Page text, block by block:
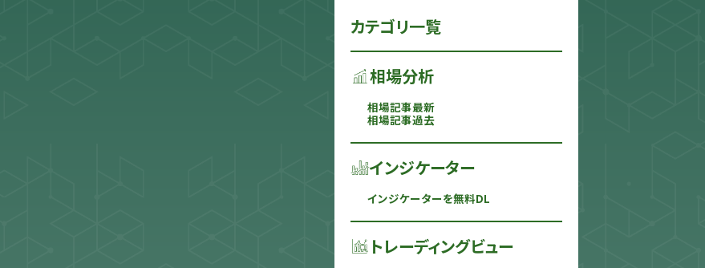
カテゴリ一覧
相場分析
相場記事最新
相場記事過去
インジケーター
インジケーターを無料DL
トレーディングビュー